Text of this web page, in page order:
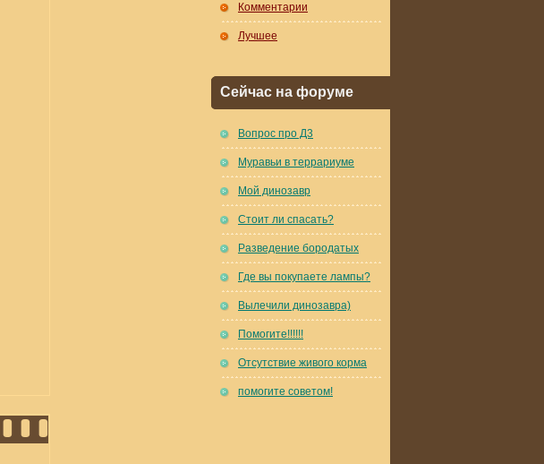
Комментарии
Лучшее
Сейчас на форуме
Вопрос про Д3
Муравьи в террариуме
Мой динозавр
Стоит ли спасать?
Разведение бородатых
Где вы покупаете лампы?
Вылечили динозавра)
Помогите!!!!!!
Отсутствие живого корма
помогите советом!